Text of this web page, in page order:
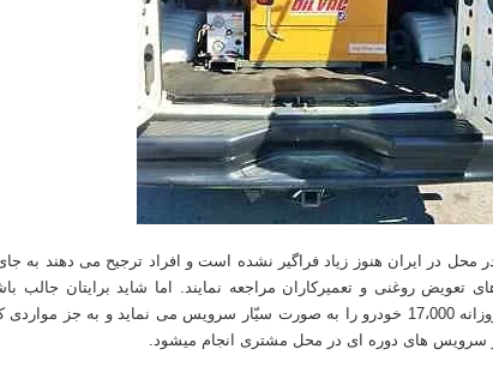
در ایران هنوز زیاد فراگیر نشده است و افراد ترجیح می دهند به
تعویض روغنی و تعمیرکاران مراجعه نمایند. اما شاید برایتان جالب
در آمریکا روزانه 17،000 خودرو را به صورت سیّار سرویس می نماید و به جز
سرویس های دوره ای در محل مشتری انجام میشود.